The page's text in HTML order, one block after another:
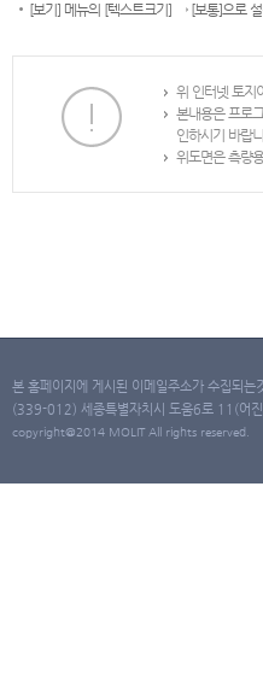
[보기] 메뉴의 [텍스트크기] → [보통]으로
위 인터넷 토지
본내용은 프로
인하시기 바랍
위도면은 측량
본 홈페이지에 게시된 이메일주소가 수집되
(339-012) 세종특별자치시 도움6로 11(어
copyright@2014 MOLIT All rights reserved.